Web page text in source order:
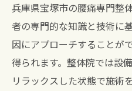
兵庫県宝塚市の腰痛専門整
者の専門的な知識と技術に
因にアプローチすることが
得られます。整体院では設
リラックスした状態で施術